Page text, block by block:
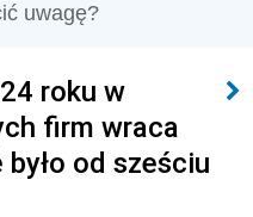
uwagę?
roku w
firm wraca
od sześciu